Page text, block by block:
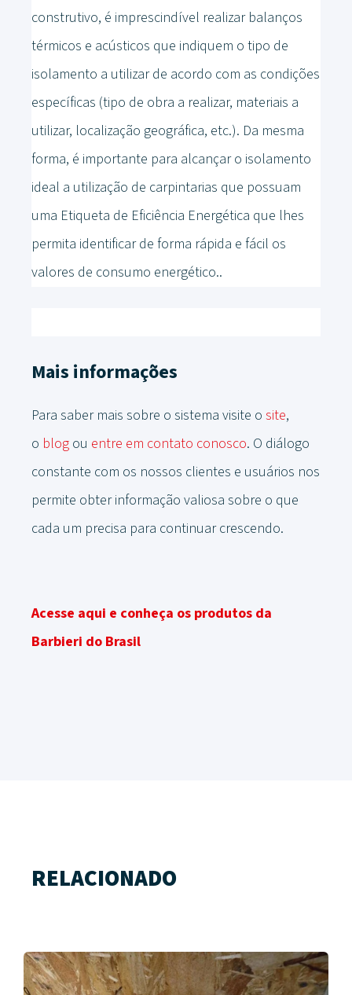
construtivo, é imprescindível realizar balanços
térmicos e acústicos que indiquem o tipo de
isolamento a utilizar de acordo com as condições
específicas (tipo de obra a realizar, materiais a
utilizar, localização geográfica, etc.). Da mesma
forma, é importante para alcançar o isolamento
ideal a utilização de carpintarias que possuam
uma Etiqueta de Eficiência Energética que lhes
permita identificar de forma rápida e fácil os
valores de consumo energético..
Mais informações
Para saber mais sobre o sistema visite o site,
o blog ou entre em contato conosco. O diálogo
constante com os nossos clientes e usuários nos
permite obter informação valiosa sobre o que
cada um precisa para continuar crescendo.
Acesse aqui e conheça os produtos da
Barbieri do Brasil
RELACIONADO